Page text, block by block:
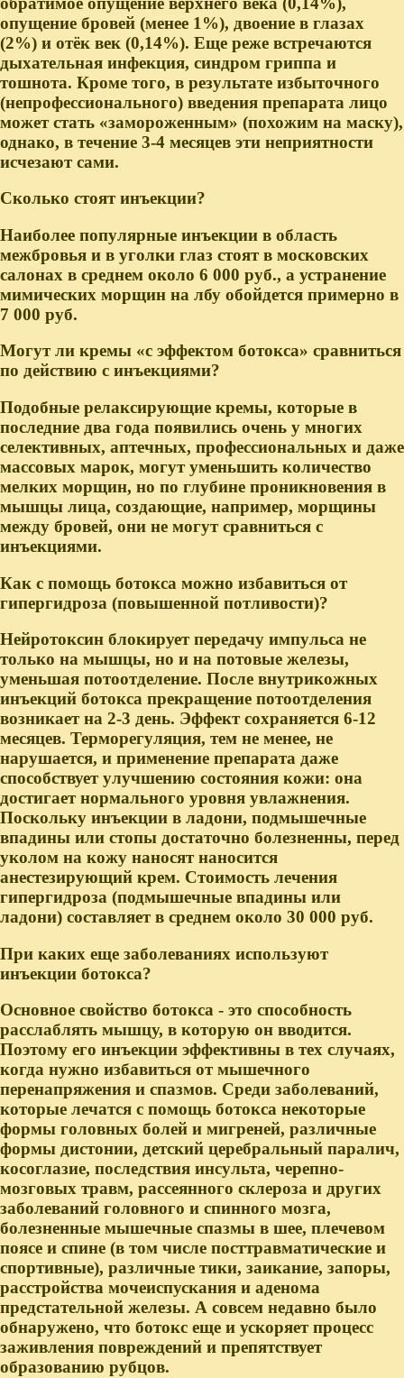
опущение бровей (менее 1%), двоение в глазах
(2%) и отёк век (0,14%). Еще реже встречаются
дыхательная инфекция, синдром гриппа и
тошнота. Кроме того, в результате избыточного
(непрофессионального) введения препарата лицо
может стать «замороженным» (похожим на маску),
однако, в течение 3-4 месяцев эти неприятности
исчезают сами.
Сколько стоят инъекции?
Наиболее популярные инъекции в область
межбровья и в уголки глаз стоят в московских
салонах в среднем около 6 000 руб., а устранение
мимических морщин на лбу обойдется примерно в
7 000 руб.
Могут ли кремы «с эффектом ботокса» сравниться
по действию с инъекциями?
Подобные релаксирующие кремы, которые в
последние два года появились очень у многих
селективных, аптечных, профессиональных и даже
массовых марок, могут уменьшить количество
мелких морщин, но по глубине проникновения в
мышцы лица, создающие, например, морщины
между бровей, они не могут сравниться с
инъекциями.
Как с помощь ботокса можно избавиться от
гипергидроза (повышенной потливости)?
Нейротоксин блокирует передачу импульса не
только на мышцы, но и на потовые железы,
уменьшая потоотделение. После внутрикожных
инъекций ботокса прекращение потоотделения
возникает на 2-3 день. Эффект сохраняется 6-12
месяцев. Терморегуляция, тем не менее, не
нарушается, и применение препарата даже
способствует улучшению состояния кожи: она
достигает нормального уровня увлажнения.
Поскольку инъекции в ладони, подмышечные
впадины или стопы достаточно болезненны, перед
уколом на кожу наносят наносится
анестезирующий крем. Стоимость лечения
гипергидроза (подмышечные впадины или
ладони) составляет в среднем около 30 000 руб.
При каких еще заболеваниях используют
инъекции ботокса?
Основное свойство ботокса - это способность
расслаблять мышцу, в которую он вводится.
Поэтому его инъекции эффективны в тех случаях,
когда нужно избавиться от мышечного
перенапряжения и спазмов. Среди заболеваний,
которые лечатся с помощь ботокса некоторые
формы головных болей и мигреней, различные
формы дистонии, детский церебральный паралич,
косоглазие, последствия инсульта, черепно-
мозговых травм, рассеянного склероза и других
заболеваний головного и спинного мозга,
болезненные мышечные спазмы в шее, плечевом
поясе и спине (в том числе посттравматические и
спортивные), различные тики, заикание, запоры,
расстройства мочеиспускания и аденома
предстательной железы. А совсем недавно было
обнаружено, что ботокс еще и ускоряет процесс
заживления повреждений и препятствует
образованию рубцов.